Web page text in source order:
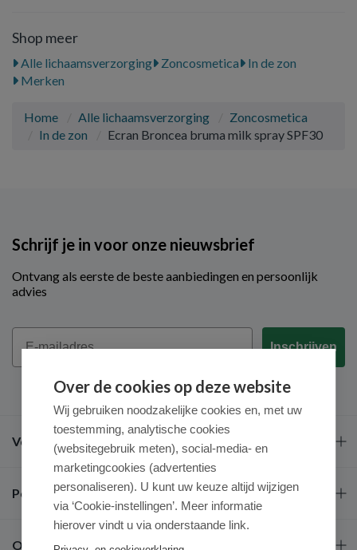
Shop meer
Alle lichaamsverzorging Zoncosmetica
In de zon
Merken
Home Alle lichaamsverzorging
Zoncosmetica
In de zon
Ecran Broncea bruma milk spray SPF30
Schrijf je in voor onze nieuwsbrief
Ontvang als eerste de beste aanbiedingen en persoonlijk
advies
Email
Inschrijven
Veel gestelde vragen
Populaire merken
Over ons
Over de cookies op deze website
Wij gebruiken noodzakelijke cookies en, met uw
toestemming, analytische cookies
(websitegebruik meten), social-media- en
marketingcookies (advertenties
personaliseren). U kunt uw keuze altijd wijzigen
via ‘Cookie-instellingen’. Meer informatie
hierover vindt u via onderstaande link.